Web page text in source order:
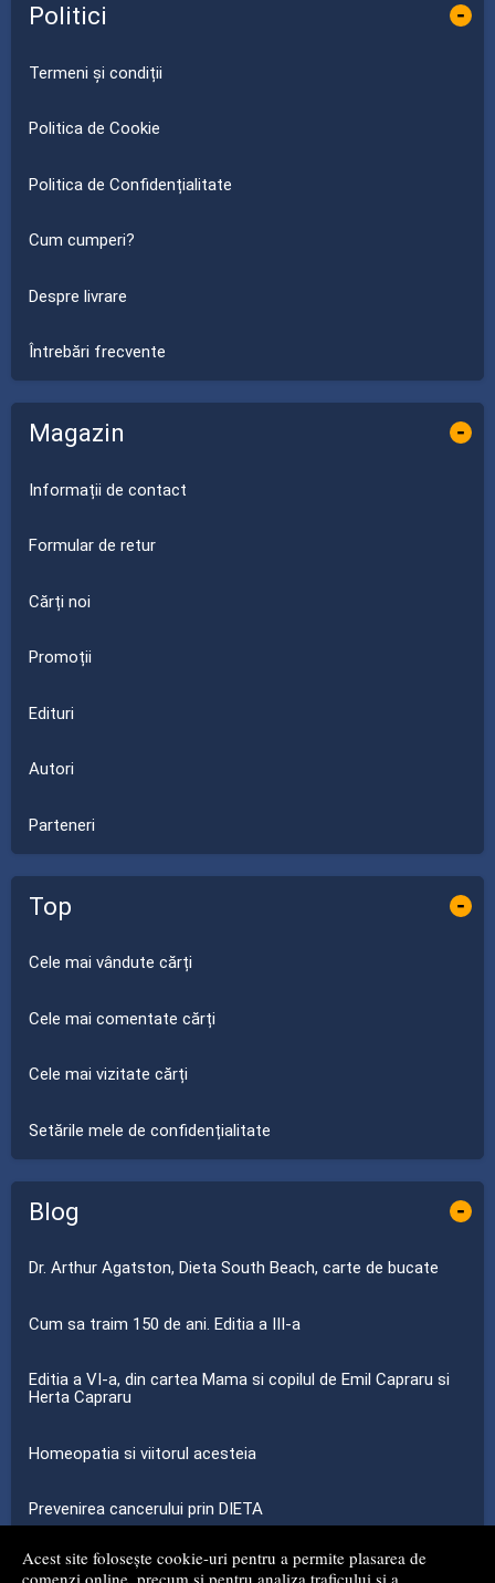
Acest site folosește cookie-uri pentru a permite plasarea de
comenzi online, precum și pentru analiza traficului și a
Politici -
Termeni și condiții
Politica de Cookie
Politica de Confidențialitate
Cum cumperi?
Despre livrare
Întrebări frecvente
Magazin -
Informații de contact
Formular de retur
Cărți noi
Promoții
Edituri
Autori
Parteneri
Top -
Cele mai vândute cărți
Cele mai comentate cărți
Cele mai vizitate cărți
Setările mele de confidențialitate
Blog -
Dr. Arthur Agatston, Dieta South Beach, carte de bucate
Cum sa traim 150 de ani. Editia a III-a
Editia a VI-a, din cartea Mama si copilul de Emil Capraru si
Herta Capraru
Homeopatia si viitorul acesteia
Prevenirea cancerului prin DIETA
...toate știrile